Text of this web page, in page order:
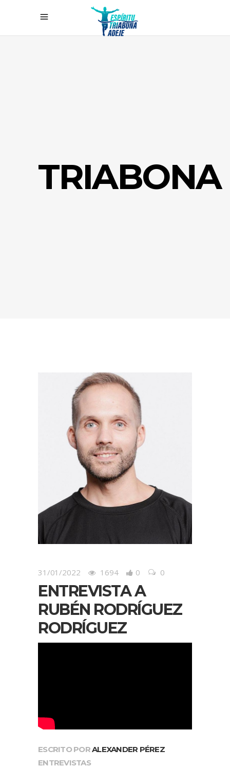
TRIABONA
31/01/2022 1694 0 0
ENTREVISTA A
RUBÉN RODRÍGUEZ
RODRÍGUEZ
ESCRITO PORALEXANDER PÉREZ
ENTREVISTAS